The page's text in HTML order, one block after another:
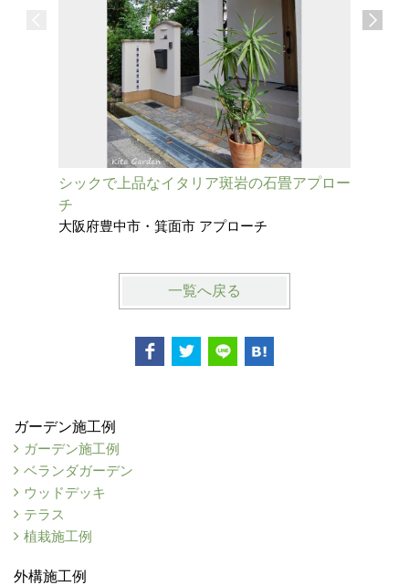
シックで上品なイタリア斑岩の石畳アプロー
チ
大阪府豊中市・箕面市 アプローチ
一覧へ戻る
ガーデン施工例
ガーデン施工例
ベランダガーデン
ウッドデッキ
テラス
植栽施工例
外構施工例